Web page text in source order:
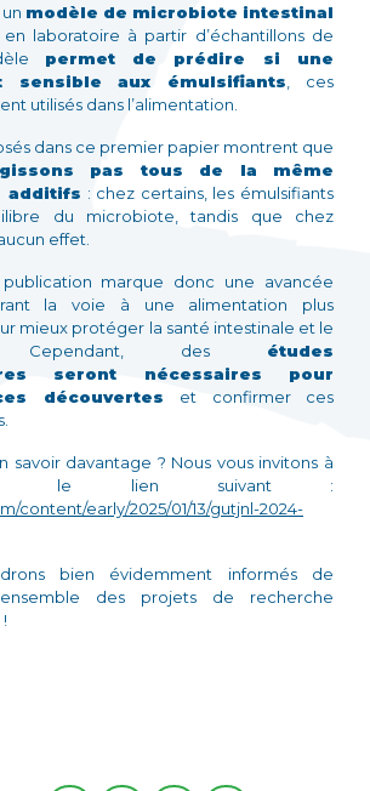
modèle de microbiote intestinal
laboratoire à partir d’échantillons de
permet de prédire si une
sensible aux émulsifiants , ces
utilisés dans l’alimentation.
dans ce premier papier montrent que
pas tous de la même
additifs : chez certains, les émulsifiants
du microbiote, tandis que chez
effet.
marque donc une avancée
la voie à une alimentation plus
mieux protéger la santé intestinale et le
Cependant, des études
seront nécessaires pour
découvertes et confirmer ces
savoir davantage ? Nous vous invitons à
le lien suivant :
content/early/2025/01/13/gutjnl-2024-
bien évidemment informés de
des projets de recherche